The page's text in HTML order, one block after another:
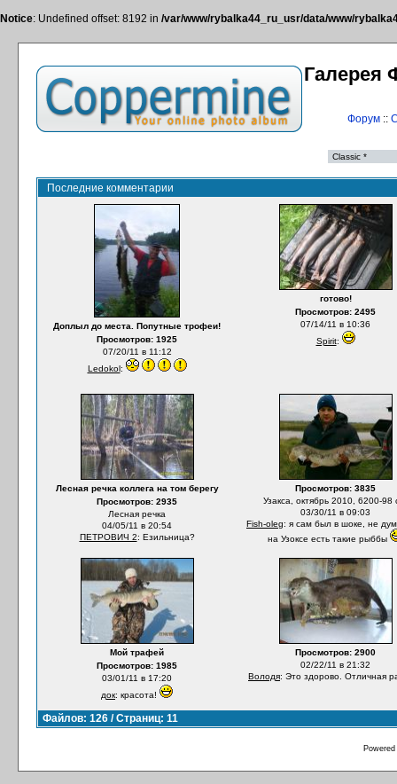
Notice: Undefined offset: 8192 in /var/www/rybalka44_ru_usr/data/www/
Галерея
Форум::
Последние комментарии
Доплыл до места. Попутные трофеи!
Просмотров: 1925
07/20/11 в 11:12
Ledokol:
готово!
Просмотров: 2495
07/14/11 в 10:36
Spirit:
Лесная речка коллега на том берегу
Просмотров: 2935
Лесная речка
04/05/11 в 20:54
ПЕТРОВИЧ 2: Езильница?
Просмотров: 3835
Узакса, октябрь 2010, 6200-98
03/30/11 в 09:03
Fish-oleg: я сам был в шоке, не
на Узоксе есть такие рыббы
Мой трафей
Просмотров: 1985
03/01/11 в 17:20
док: красота!
Просмотров: 2900
02/22/11 в 21:32
Володя: Это здорово. Отличная
Файлов: 126 / Страниц: 11